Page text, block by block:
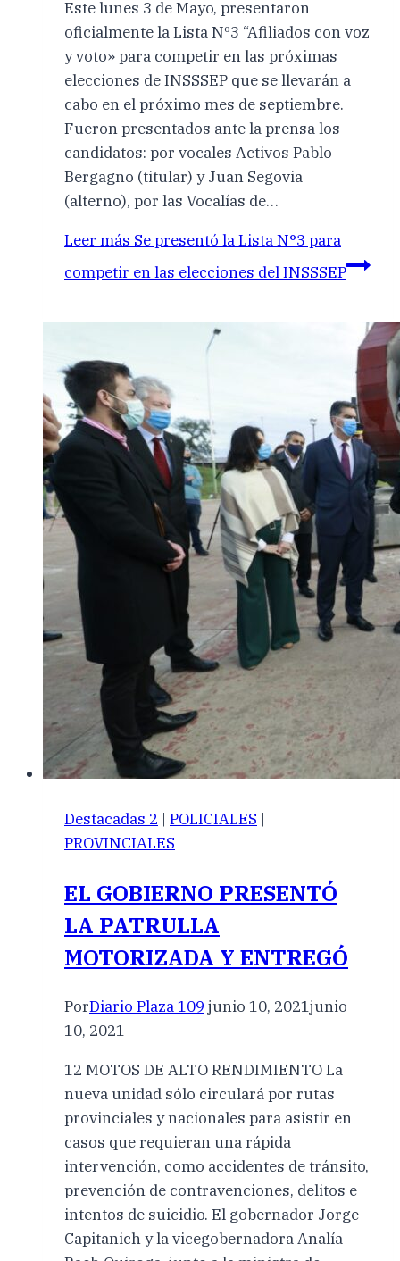
Este lunes 3 de Mayo, presentaron
oficialmente la Lista Nº3 “Afiliados con voz
y voto» para competir en las próximas
elecciones de INSSSEP que se llevarán a
cabo en el próximo mes de septiembre.
Fueron presentados ante la prensa los
candidatos: por vocales Activos Pablo
Bergagno (titular) y Juan Segovia
(alterno), por las Vocalías de…
Leer más Se presentó la Lista N°3 para
competir en las elecciones del INSSSEP
Destacadas 2 | POLICIALES |
PROVINCIALES
EL GOBIERNO PRESENTÓ
LA PATRULLA
MOTORIZADA Y ENTREGÓ
PorDiario Plaza 109 junio 10, 2021junio
10, 2021
12 MOTOS DE ALTO RENDIMIENTO La
nueva unidad sólo circulará por rutas
provinciales y nacionales para asistir en
casos que requieran una rápida
intervención, como accidentes de tránsito,
prevención de contravenciones, delitos e
intentos de suicidio. El gobernador Jorge
Capitanich y la vicegobernadora Analía